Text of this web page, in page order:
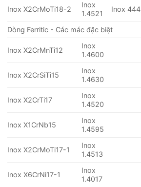
Inox X2CrMoTi18-2
Inox
1.4521
Inox 444
Dòng Ferritic - Các mác đặc biệt
Inox X2CrMnTi12
Inox
1.4600
Inox X2CrSiTi15
Inox
1.4630
Inox X2CrTi17
Inox
1.4520
Inox X1CrNb15
Inox
1.4595
Inox X2CrMoTi17-1
Inox
1.4513
Inox X6CrNi17-1
Inox
1.4017